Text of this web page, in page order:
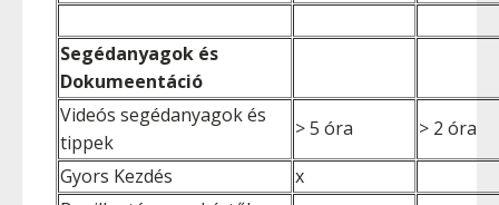
Segédanyagok és
Dokumeentáció
Videós segédanyagok és
tippek
> 5 óra
> 2 óra
Gyors Kezdés
x